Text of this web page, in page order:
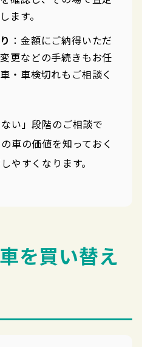
ます。
：金額にご納得いただ
更などの手続きもお任
・車検切れもご相談く
い」段階のご相談で
車の価値を知っておく
やすくなります。
を買い替え